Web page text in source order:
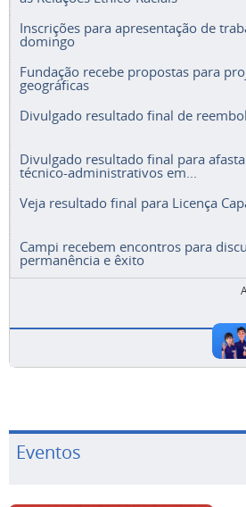
Inscrições para apresentação de
domingo
Fundação recebe propostas para
geográficas
Divulgado resultado final de
Divulgado resultado final para
técnico-administrativos em...
Veja resultado final para Licença
Campi recebem encontros para
permanência e êxito
Eventos